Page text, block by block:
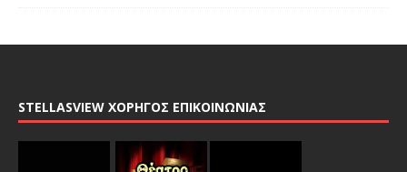
STELLASVIEW ΧΟΡΗΓΟΣ ΕΠΙΚΟΙΝΩΝΙΑΣ